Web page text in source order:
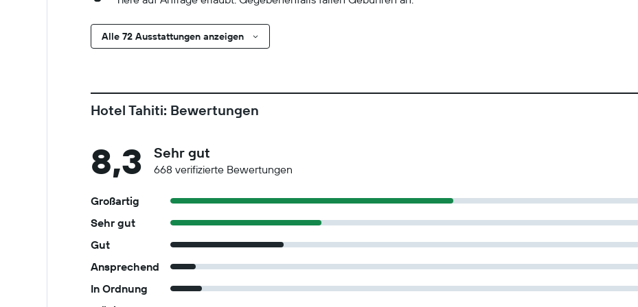
Alle 72 Ausstattungen anzeigen
Hotel Tahiti: Bewertungen
8,3 Sehr gut
668 verifizierte Bewertungen
Großartig
Sehr gut
Gut
Ansprechend
In Ordnung